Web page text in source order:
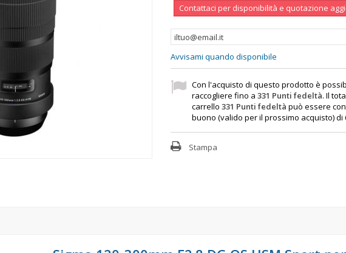
Contattaci per disponibilità e quotazione
Avvisami quando disponibile
Con l'acquisto di questo prodotto è
raccogliere fino a 331 Punti fedeltà. Il
carrello 331 Punti fedeltà può essere
buono (valido per il prossimo acquisto) di
Stampa